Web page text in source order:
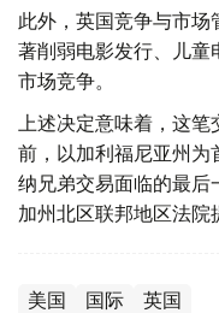
此外，英国竞争与市
著削弱电影发行、儿童
市场竞争。
上述决定意味着，这
前，以加利福尼亚州为
纳兄弟交易面临的最后
加州北区联邦地区法院
美国 国际 英国